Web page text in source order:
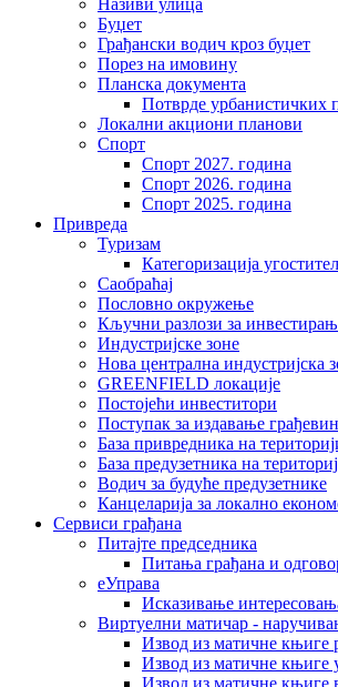
Буџет
Грађански водич кроз буџет
Порез на имовину
Планска документа
Потврде урбанистичких
Локални акциони планови
Спорт
Спорт 2027. година
Спорт 2026. година
Спорт 2025. година
Привреда
Туризам
Категоризација
Саобраћај
Пословно окружење
Кључни разлози за
Индустријске зоне
Нова централна индустријска
GREENFIELD локације
Постојећи инвеститори
Поступак за издавање
База привредника на
База предузетника на
Водич за будуће предузетнике
Канцеларија за локално
Сервиси грађана
Питајте председника
Питања грађана и
еУправа
Исказивање
Виртуелни матичар -
Извод из матичне књиге
Извод из матичне књиге
Извод из матичне књиге